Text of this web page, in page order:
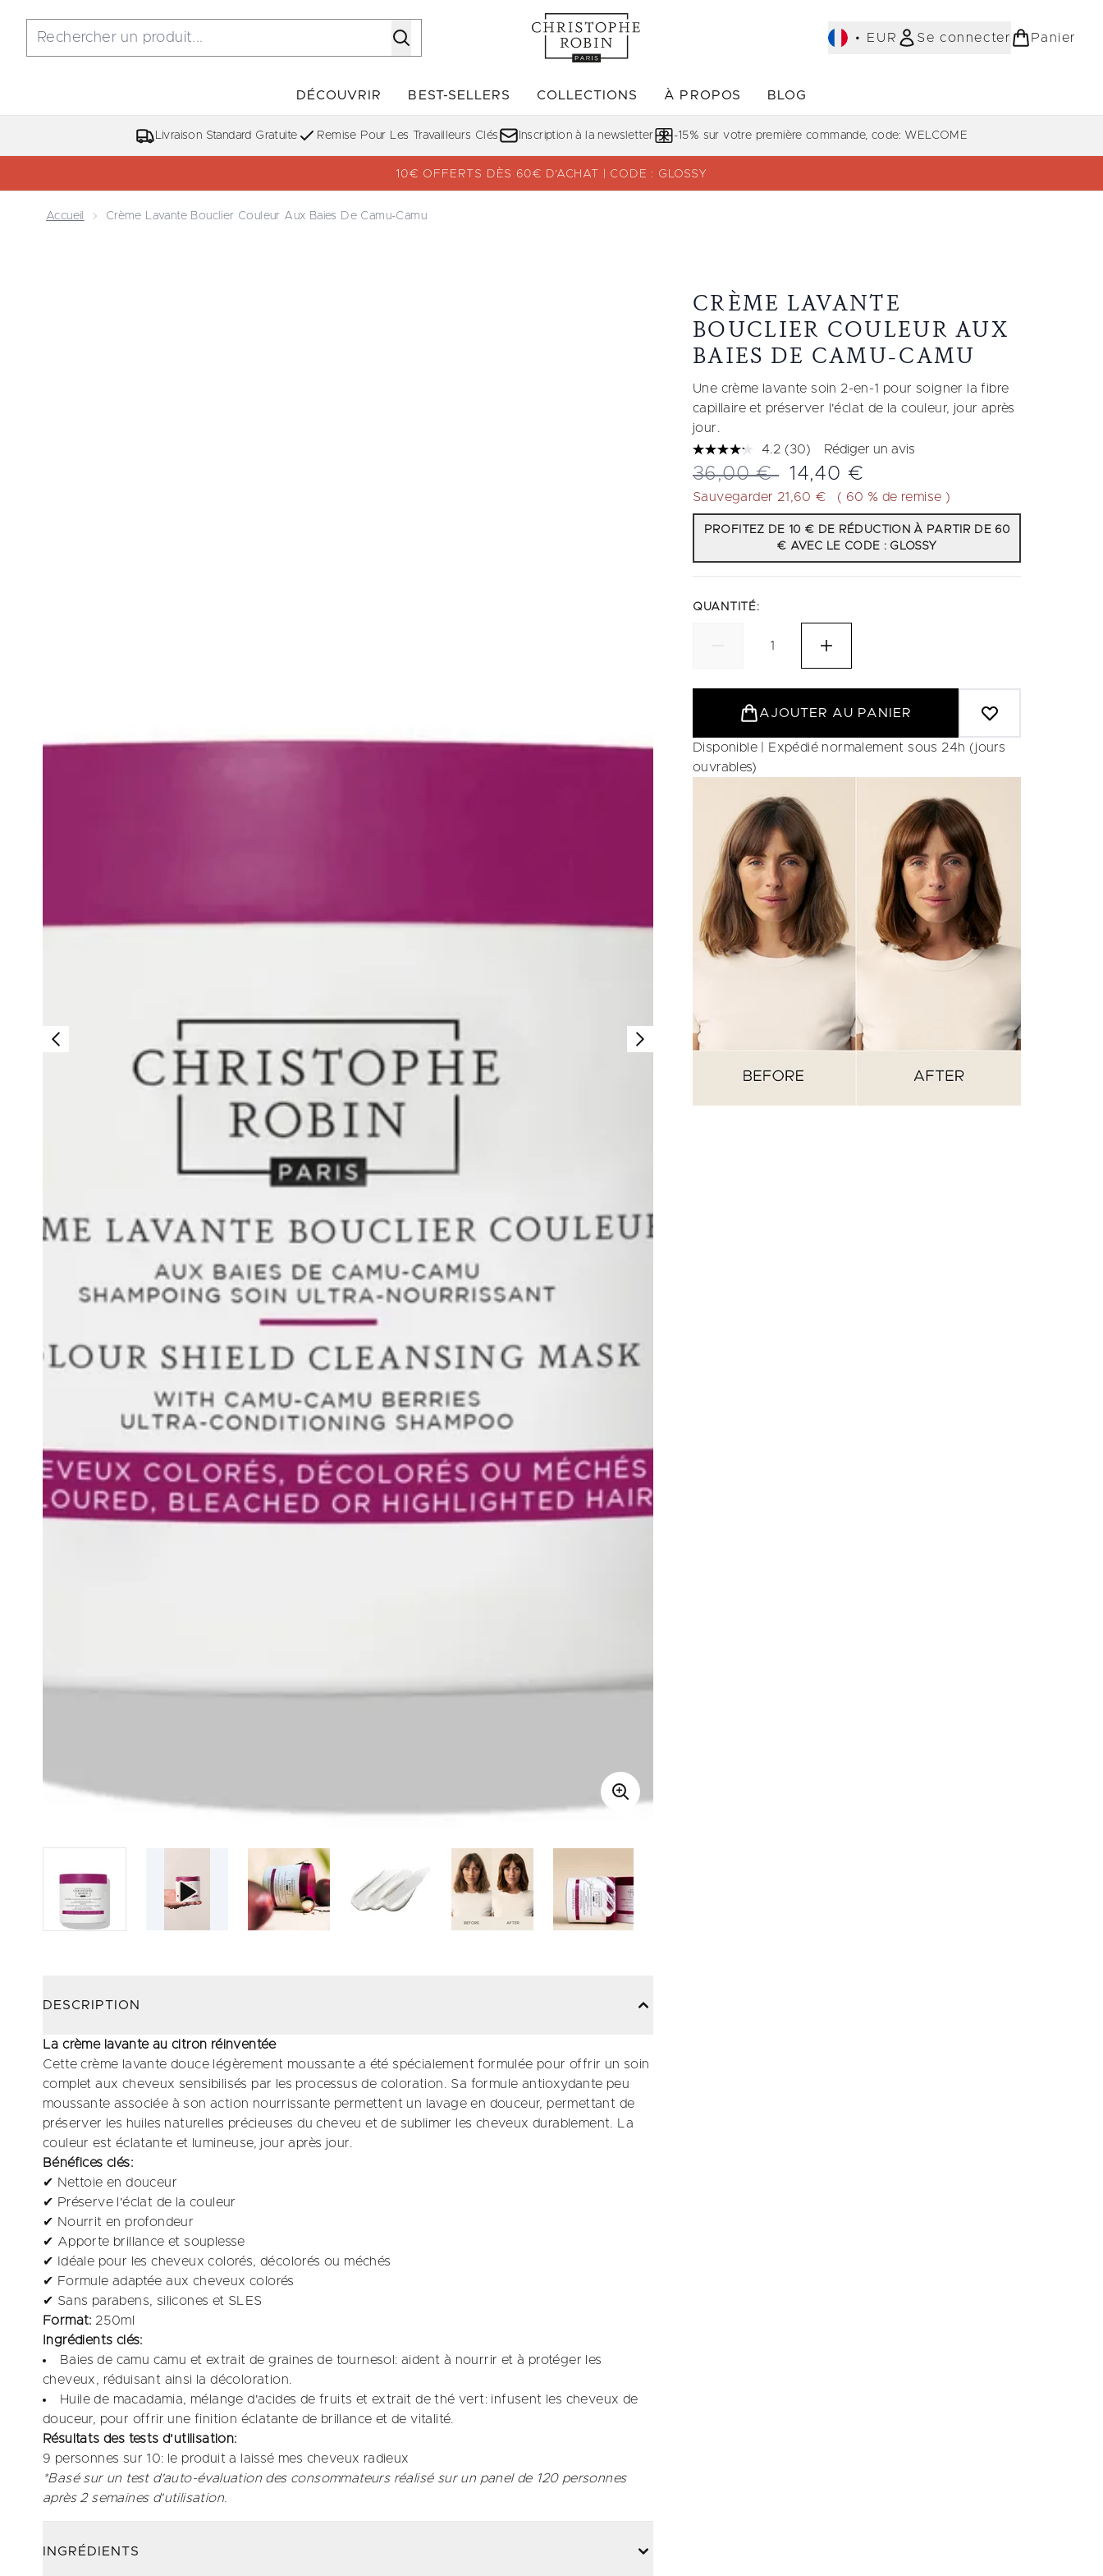
• EUR Se connecter Panier
DÉCOUVRIR
Accédez au sous-menu (DÉCOUVRIR)
BEST-SELLERS
Accédez au sous-menu (BEST-SELLERS)
COLLECTIONS
Accédez au sous-menu (COLLECTIONS)
À PROPOS BLOG
Livraison Standard Gratuite Remise Pour Les Travailleurs Clés Inscription à la newsletter -15% sur votre première commande, code: WELCOME
10€ OFFERTS DÈS 60€ D’ACHAT | CODE : GLOSSY
Accueil Crème Lavante Bouclier Couleur Aux Baies De Camu-Camu
CRÈME LAVANTE
BOUCLIER COULEUR AUX
BAIES DE CAMU-CAMU
Une crème lavante soin 2-en-1 pour soigner la fibre
capillaire et préserver l'éclat de la couleur, jour après
jour.
4.2 Lire
30
avis.
Lien
la
même
page.
(30) Rédiger un avis
Prix de vente :
36,00 € Prix ​​actuel :
14,40 €
Sauvegarder 21,60 € ( 60 % de remise )
PROFITEZ DE 10 € DE RÉDUCTION À PARTIR DE 60
€ AVEC LE CODE : GLOSSY
QUANTITÉ:
AJOUTER AU PANIER
Disponible | Expédié normalement sous 24h (jours
ouvrables)
DESCRIPTION
La crème lavante au citron réinventée
Cette crème lavante douce légèrement moussante a été spécialement formulée pour offrir un soin
complet aux cheveux sensibilisés par les processus de coloration. Sa formule antioxydante peu
moussante associée à son action nourrissante permettent un lavage en douceur, permettant de
préserver les huiles naturelles précieuses du cheveu et de sublimer les cheveux durablement. La
couleur est éclatante et lumineuse, jour après jour.
Bénéfices clés:
✔ Nettoie en douceur
✔ Préserve l'éclat de la couleur
✔ Nourrit en profondeur
✔ Apporte brillance et souplesse
✔ Idéale pour les cheveux colorés, décolorés ou méchés
✔ Formule adaptée aux cheveux colorés
✔ Sans parabens, silicones et SLES
Format: 250ml
Ingrédients clés:
Baies de camu camu et extrait de graines de tournesol: aident à nourrir et à protéger les
cheveux, réduisant ainsi la décoloration. ​
Huile de macadamia, mélange d'acides de fruits et extrait de thé vert: infusent les cheveux de
douceur, pour offrir une finition éclatante de brillance et de vitalité.
Résultats des tests d'utilisation:
9 personnes sur 10: le produit a laissé mes cheveux radieux​
*Basé sur un test d'auto-évaluation des consommateurs réalisé sur un panel de 120 personnes
après 2 semaines d'utilisation.
INGRÉDIENTS